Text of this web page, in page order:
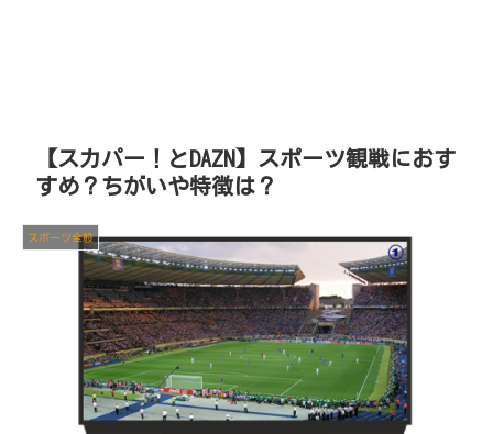
【スカパー！とDAZN】スポーツ観戦におす
すめ？ちがいや特徴は？
スポーツ全般